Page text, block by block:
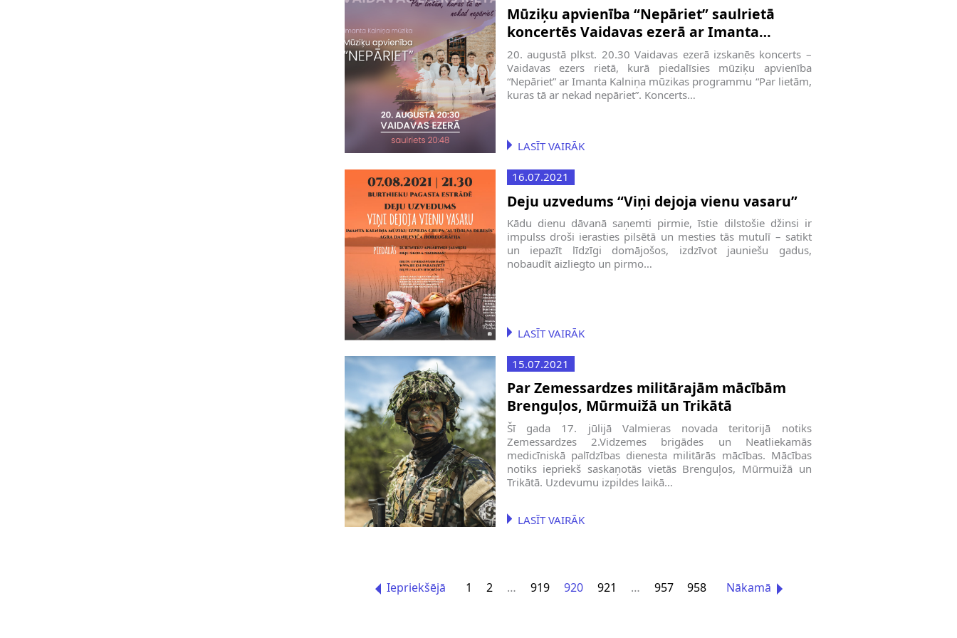
Mūziķu apvienība “Nepāriet” saulrietā
koncertēs Vaidavas ezerā ar Imanta
Kalniņa dziesmu programmu
20. augustā plkst. 20.30 Vaidavas ezerā izskanēs koncerts –
Vaidavas ezers rietā, kurā piedalīsies mūziķu apvienība
“Nepāriet” ar Imanta Kalniņa mūzikas programmu “Par lietām,
kuras tā ar nekad nepāriet”. Koncerts…
LASĪT VAIRĀK
16.07.2021
Deju uzvedums “Viņi dejoja vienu vasaru”
Kādu dienu dāvanā saņemti pirmie, īstie dilstošie džinsi ir
impulss droši ierasties pilsētā un mesties tās mutulī – satikt
un iepazīt līdzīgi domājošos, izdzīvot jauniešu gadus,
nobaudīt aizliegto un pirmo…
LASĪT VAIRĀK
15.07.2021
Par Zemessardzes militārajām mācībām
Brenguļos, Mūrmuižā un Trikātā
Šī gada 17. jūlijā Valmieras novada teritorijā notiks
Zemessardzes 2.Vidzemes brigādes un Neatliekamās
medicīniskā palīdzības dienesta militārās mācības. Mācības
notiks iepriekš saskaņotās vietās Brenguļos, Mūrmuižā un
Trikātā. Uzdevumu izpildes laikā…
LASĪT VAIRĀK
Iepriekšējā 1 2 … 919 920 921 … 957 958 Nākamā